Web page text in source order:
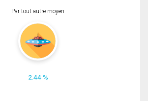
Par tout autre moyen
2.44 %